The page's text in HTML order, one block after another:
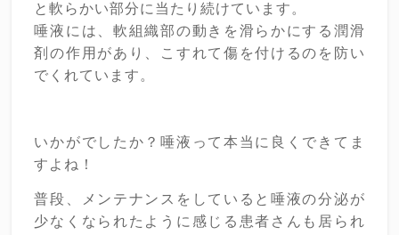
と軟らかい部分に当たり続けています。
唾液には、軟組織部の動きを滑らかにする潤滑
剤の作用があり、こすれて傷を付けるのを防い
でくれています。
いかがでしたか？唾液って本当に良くできてま
すよね！
普段、メンテナンスをしていると唾液の分泌が
少なくなられたように感じる患者さんも居られ